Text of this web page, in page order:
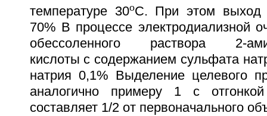
температуре 30oC. При этом выход
70% В процессе электродиализной
обессоленного раствора 2-
кислоты с содержанием сульфата
натрия 0,1% Выделение целевого
аналогично примеру 1 с
составляет 1/2 от первоначального